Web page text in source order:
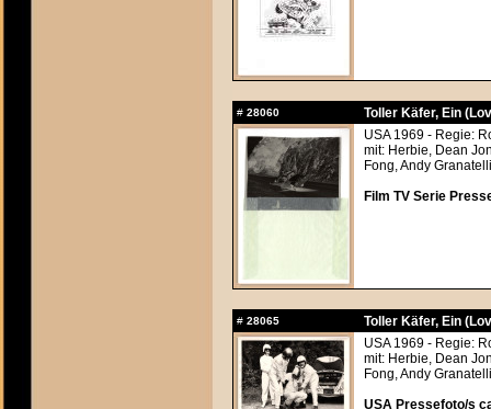
# 28060
Toller Käfer, Ein
USA 1969 - Regie:
mit: Herbie, Dean
Fong, Andy
Film TV Serie
# 28065
Toller Käfer, Ein
USA 1969 - Regie:
mit: Herbie, Dean
Fong, Andy
USA Pressefoto/s